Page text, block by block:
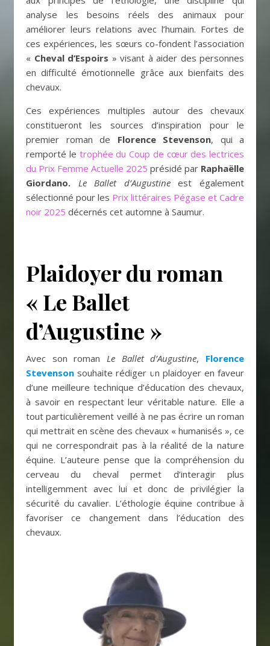
analyse les besoins réels des animaux pour
améliorer leurs relations avec l’humain. Fortes de
ces expériences, les sœurs co-fondent l’association
« Cheval d’Espoirs » visant à aider des personnes
en difficulté émotionnelle grâce aux bienfaits des
chevaux.
Ces expériences multiples autour des chevaux
constitueront les sources d’inspiration pour le
premier roman de Florence Stevenson, qui a
remporté le trophée du Coup de cœur des lectrices
du Prix Femme Actuelle 2025 présidé par Raphaëlle
Giordano. Le Ballet d’Augustineest également
sélectionné pour les Prix littéraires Pégase et Cadre
noir 2025 décernés cet automne à Saumur.
Plaidoyer du roman
« Le Ballet
d’Augustine »
Avec son roman Le Ballet d’Augustine, Florence
Stevenson souhaite rédiger un plaidoyer en faveur
d’une meilleure technique d’éducation des chevaux,
à savoir en respectant leur véritable nature. Elle a
tout particulièrement veillé à ne pas écrire un roman
qui mettrait en scène des chevaux « humanisés », ce
qui ne correspondrait pas à la réalité de la nature
équine. L’auteure pense que la compréhension du
cerveau du cheval permet d’interagir plus
intelligemment avec lui et donc de privilégier la
sécurité du cavalier. L’éthologie équine contribue à
favoriser ce changement dans l’éducation des
chevaux.